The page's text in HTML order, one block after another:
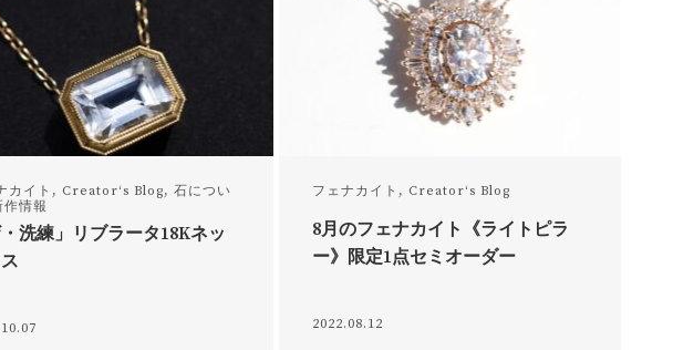
カイト , Creator‘s Blog, 石につい
作情報
・洗練」リブラータ18Kネッ
フェナカイト , Creator‘s Blog
8月のフェナカイト《ライトピラ
ー》限定1点セミオーダー
2022.08.12